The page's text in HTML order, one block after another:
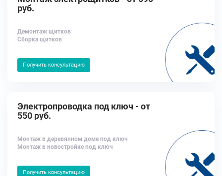
руб.
Демонтаж щитков
Сборка щитков
Получить консультацию
Электропроводка под ключ - от
550 руб.
Монтаж в деревянном доме под ключ
Монтаж в новостройке под ключ
Получить консультацию